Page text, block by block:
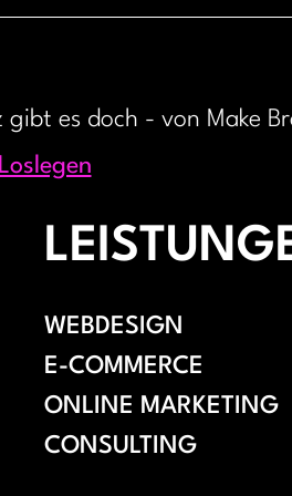
gibt es doch - von Make
Loslegen
WEBDESIGN
E-COMMERCE
ONLINE MARKETING
CONSULTING